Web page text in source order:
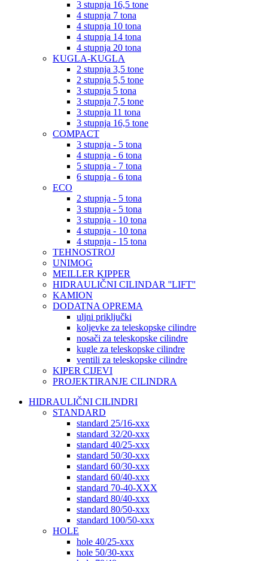
3 stupnja 16,5 tone
4 stupnja 7 tona
4 stupnja 10 tona
4 stupnja 14 tona
4 stupnja 20 tona
KUGLA-KUGLA
2 stupnja 3,5 tone
2 stupnja 5,5 tone
3 stupnja 5 tona
3 stupnja 7,5 tone
3 stupnja 11 tona
3 stupnja 16,5 tone
COMPACT
3 stupnja - 5 tona
4 stupnja - 6 tona
5 stupnja - 7 tona
6 stupnja - 6 tona
ECO
2 stupnja - 5 tona
3 stupnja - 5 tona
3 stupnja - 10 tona
4 stupnja - 10 tona
4 stupnja - 15 tona
TEHNOSTROJ
UNIMOG
MEILLER KIPPER
HIDRAULIČNI CILINDAR ''LIFT''
KAMION
DODATNA OPREMA
uljni priključki
koljevke za teleskopske cilindre
nosači za teleskopske cilindre
kugle za teleskopske cilindre
ventili za teleskopske cilindre
KIPER CIJEVI
PROJEKTIRANJE CILINDRA
HIDRAULIČNI CILINDRI
STANDARD
standard 25/16-xxx
standard 32/20-xxx
standard 40/25-xxx
standard 50/30-xxx
standard 60/30-xxx
standard 60/40-xxx
standard 70-40-XXX
standard 80/40-xxx
standard 80/50-xxx
standard 100/50-xxx
HOLE
hole 40/25-xxx
hole 50/30-xxx